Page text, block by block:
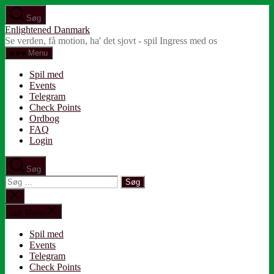
Spring
til
indholdet
Søg
Enlightened Danmark
Se verden, få motion, ha' det sjovt - spil Ingress med os
Menu
Spil med
Events
Telegram
Check Points
Ordbog
FAQ
Login
Søg
Søg
efter:
Luk
søgning
Luk Menu
Spil med
Events
Telegram
Check Points